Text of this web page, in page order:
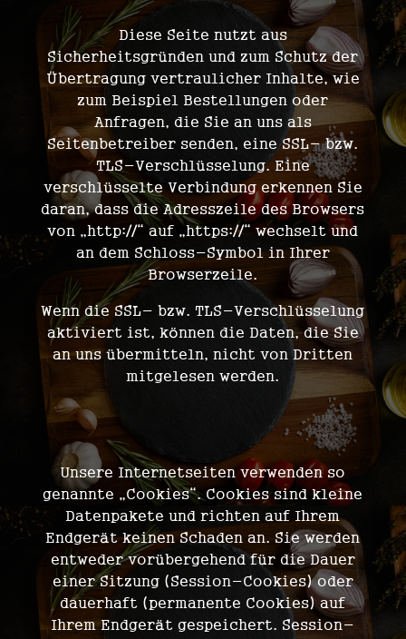
Diese Seite nutzt aus
Sicherheitsgründen und zum Schutz der
Übertragung vertraulicher Inhalte, wie
zum Beispiel Bestellungen oder
Anfragen, die Sie an uns als
Seitenbetreiber senden, eine SSL- bzw.
TLS-Verschlüsselung. Eine
verschlüsselte Verbindung erkennen Sie
daran, dass die Adresszeile des Browsers
von „http://“ auf „https://“ wechselt und
an dem Schloss-Symbol in Ihrer
Browserzeile.
Wenn die SSL- bzw. TLS-Verschlüsselung
aktiviert ist, können die Daten, die Sie
an uns übermitteln, nicht von Dritten
mitgelesen werden.
Unsere Internetseiten verwenden so
genannte „Cookies“. Cookies sind kleine
Datenpakete und richten auf Ihrem
Endgerät keinen Schaden an. Sie werden
entweder vorübergehend für die Dauer
einer Sitzung (Session-Cookies) oder
dauerhaft (permanente Cookies) auf
Ihrem Endgerät gespeichert. Session-